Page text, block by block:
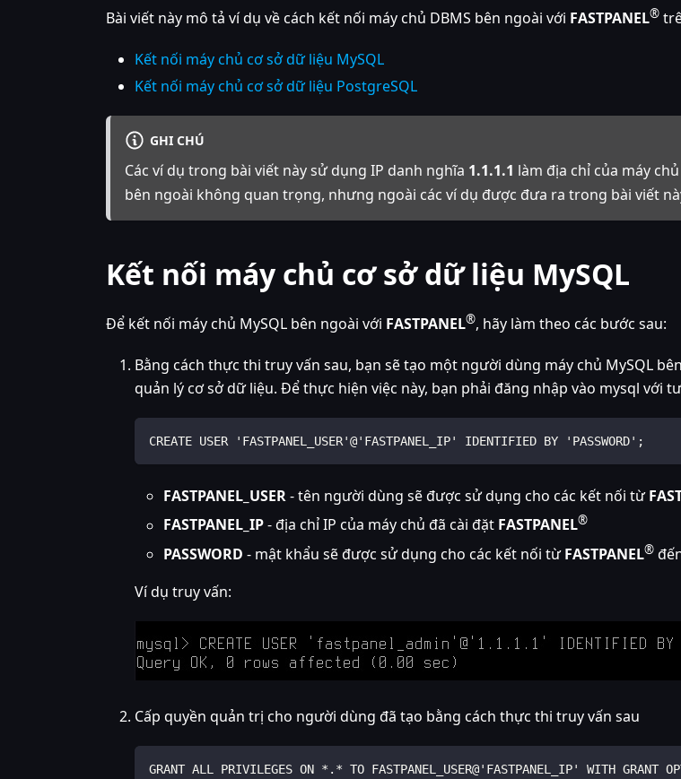
Bài viết này mô tả ví dụ về cách kết nối máy chủ DBMS bên ngoài với FASTPANEL®
Kết nối máy chủ cơ sở dữ liệu MySQL
Kết nối máy chủ cơ sở dữ liệu PostgreSQL
GHI CHÚ
Các ví dụ trong bài viết này sử dụng IP danh nghĩa 1.1.1.1 làm địa chỉ của máy
bên ngoài không quan trọng, nhưng ngoài các ví dụ được đưa ra trong bài viết
Kết nối máy chủ cơ sở dữ liệu MySQL
Để kết nối máy chủ MySQL bên ngoài với FASTPANEL®, hãy làm theo các bước sau:
Bằng cách thực thi truy vấn sau, bạn sẽ tạo một người dùng máy chủ MySQL
quản lý cơ sở dữ liệu. Để thực hiện việc này, bạn phải đăng nhập vào mysql với
CREATE USER 'FASTPANEL_USER'@'FASTPANEL_IP' IDENTIFIED BY 'PASSWORD';
FASTPANEL_USER- tên người dùng sẽ được sử dụng cho các kết nối từ
FASTPANEL_IP- địa chỉ IP của máy chủ đã cài đặt FASTPANEL®
PASSWORD - mật khẩu sẽ được sử dụng cho các kết nối từFASTPANEL®
Ví dụ truy vấn:
Cấp quyền quản trị cho người dùng đã tạo bằng cách thực thi truy vấn sau
GRANT ALL PRIVILEGES ON *.* TO FASTPANEL_USER@'FASTPANEL_IP' WITH GRANT